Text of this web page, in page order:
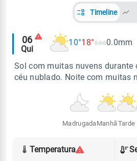
Timeline
Alertas
meteorológicos
06
Qui
10°18° 0.0mm
Sol com muitas nuvens durante
céu nublado. Noite com muitas
Madrugada Manhã Tarde
Temperatura